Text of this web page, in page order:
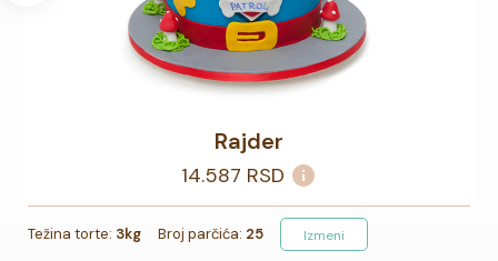
Rajder
14.587 RSD
Težina torte: 3kg Broj parčića: 25 Izmeni